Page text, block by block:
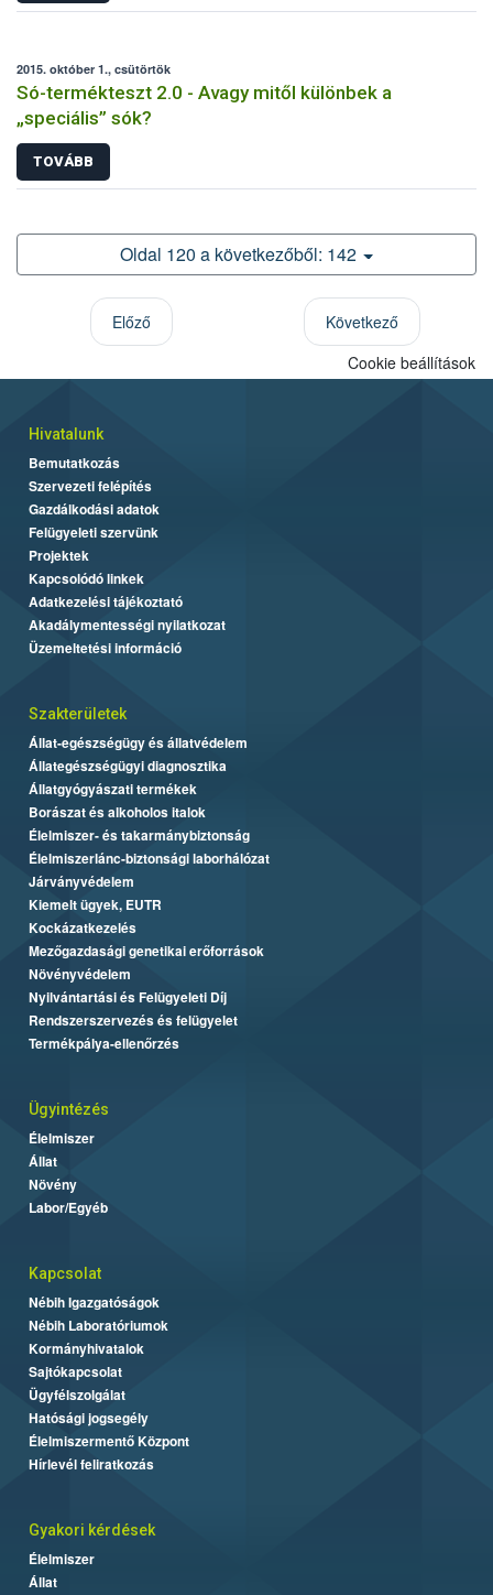
2015. október 1., csütörtök
Só-termékteszt 2.0 - Avagy mitől különbek a
„speciális” sók?
TOVÁBB
Oldal 120 a következőből: 142
Előző
Következő
Cookie beállítások
Hivatalunk
Bemutatkozás
Szervezeti felépítés
Gazdálkodási adatok
Felügyeleti szervünk
Projektek
Kapcsolódó linkek
Adatkezelési tájékoztató
Akadálymentességi nyilatkozat
Üzemeltetési információ
Szakterületek
Állat-egészségügy és állatvédelem
Állategészségügyi diagnosztika
Állatgyógyászati termékek
Borászat és alkoholos italok
Élelmiszer- és takarmánybiztonság
Élelmiszerlánc-biztonsági laborhálózat
Járványvédelem
Kiemelt ügyek, EUTR
Kockázatkezelés
Mezőgazdasági genetikai erőforrások
Növényvédelem
Nyilvántartási és Felügyeleti Díj
Rendszerszervezés és felügyelet
Termékpálya-ellenőrzés
Ügyintézés
Élelmiszer
Állat
Növény
Labor/Egyéb
Kapcsolat
Nébih Igazgatóságok
Nébih Laboratóriumok
Kormányhivatalok
Sajtókapcsolat
Ügyfélszolgálat
Hatósági jogsegély
Élelmiszermentő Központ
Hírlevél feliratkozás
Gyakori kérdések
Élelmiszer
Állat